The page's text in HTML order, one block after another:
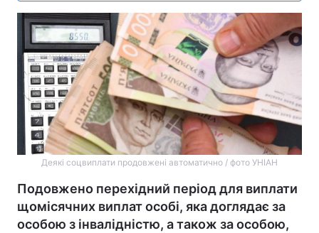
Деякі соцвиплати продовжені автоматично / фото УНІАН
Подовжено перехідний період для виплати
щомісячних виплат особі, яка доглядає за
особою з інвалідністю, а також за особою,